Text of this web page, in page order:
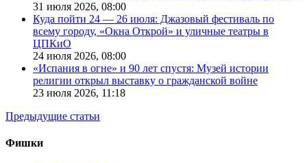
31 июля 2026, 08:00
Куда пойти 24 — 26 июля: Джазовый фестиваль по
всему городу, «Окна Открой» и уличные театры в
ЦПКиО
24 июля 2026, 08:00
«Испания в огне» и 90 лет спустя: Музей истории
религии открыл выставку о гражданской войне
23 июля 2026, 11:18
Предыдущие статьи
Фишки